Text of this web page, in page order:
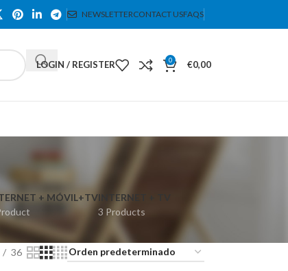
NEWSLETTERCONTACT USFAQS
LOGIN / REGISTER 0 €0,00
+ MÓVIL+TVINTERNET + TV
3 Products
36